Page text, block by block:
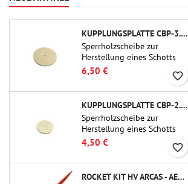
KUPPLUNGSPLATTE CBP-3.0 - PUBLIC MISSILES LTD.
Sperrholzscheibe zur
Herstellung eines Schotts
(Rahmens) für 75-mm-
Rohrkupplungen (PT-3.0/QT-
3.0) von Public Missiles Ltd.
6,50 € favorite_border
KUPPLUNGSPLATTE CBP-2.1 - PUBLIC MISSILES LTD.
Sperrholzscheibe zur
Herstellung eines Schotts
(Rahmens) für 54-mm-
Rohrkupplungen (PT-2.1
oder QT-2.1) von Public
Missiles Ltd.
4,50 € favorite_border
ROCKET KIT HV ARCAS - AEROTECH